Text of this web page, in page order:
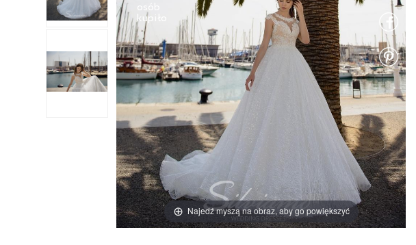
Najedź myszą na obraz, aby go powiększyć
osób